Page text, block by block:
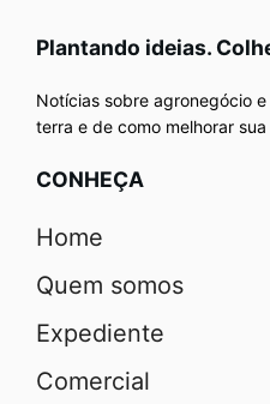
Plantando ideias.
Notícias sobre agronegócio
terra e de como melhorar
CONHEÇA
Home
Quem somos
Expediente
Comercial